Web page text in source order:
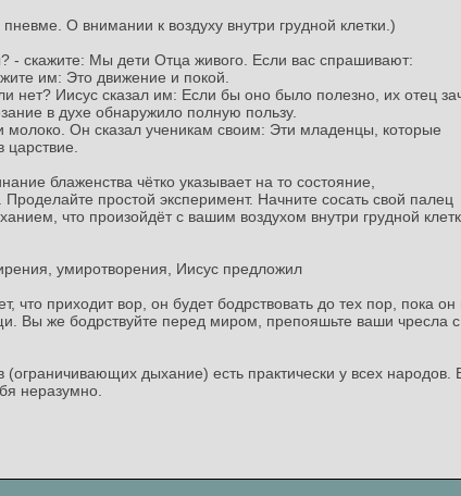
О внимании к воздуху внутри грудной клетки.)
- скажите: Мы дети Отца живого. Если вас спрашивают:
им: Это движение и покой.
нет? Иисус сказал им: Если бы оно было полезно, их отец
в духе обнаружило полную пользу.
молоко. Он сказал ученикам своим: Эти младенцы, которые
блаженства чётко указывает на то состояние,
Проделайте простой эксперимент. Начните сосать свой палец
что произойдёт с вашим воздухом внутри грудной
умиротворения, Иисус предложил
что приходит вор, он будет бодрствовать до тех пор, пока
Вы же бодрствуйте перед миром, препояшьте ваши чресла
дыхание) есть практически у всех
неразумно.